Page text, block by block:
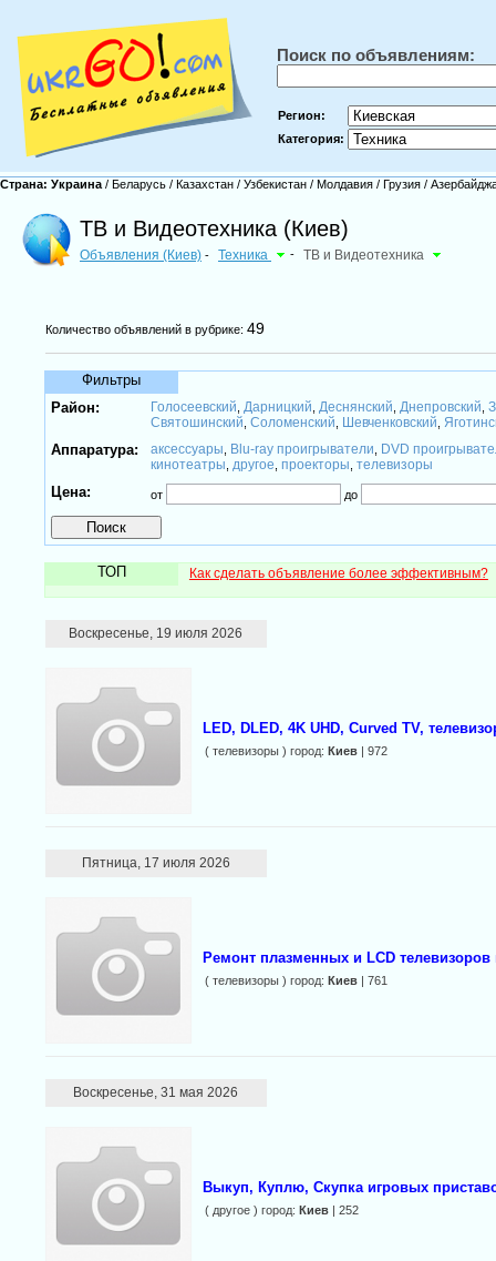
Поиск по объявлениям:
Регион:
Категория:
Страна: Украина / Беларусь / Казахстан / Узбекистан / Молдавия / Грузия /
ТВ и Видеотехника (Киев)
Объявления (Киев) - Техника - ТВ и Видеотехника
Количество объявлений в рубрике: 49
Фильтры
Район:
Голосеевский Дарницкий Деснянский Днепровский
Святошинский Соломенский Шевченковский
Аппаратура: аксессуары Blu-ray проигрыватели
DVD
кинотеатры другое проекторы телевизоры
Цена: от до
ТОП Как сделать объявление более эффективным?
Воскресенье, 19 июля 2026
LED, DLED, 4K UHD, Curved TV,
( телевизоры ) город: Киев| 972
Пятница, 17 июля 2026
Ремонт плазменных и LCD
( телевизоры ) город: Киев| 761
Воскресенье, 31 мая 2026
Выкуп, Куплю, Скупка игровых
( другое ) город: Киев| 252